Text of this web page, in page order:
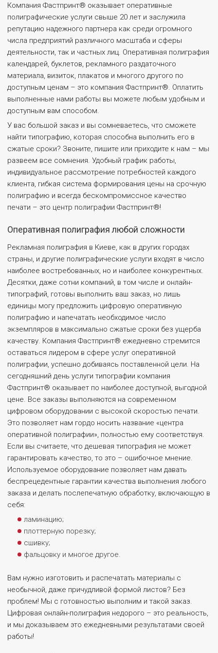
Компания Фастпринт® оказывает оперативные
полиграфические услуги свыше 20 лет и заслужила
репутацию надежного партнера как среди огромного
числа предприятий различного масштаба и сферы
деятельности, так и частных лиц. Оперативная полиграфия
календарей, буклетов, рекламного раздаточного
материала, визиток, плакатов и многого другого по
доступным ценам – это компания Фастпринт®. Оплатить
выполненные нами работы вы можете любым удобным и
доступным вам способом.
У вас большой заказ и вы сомневаетесь, что сможете
найти типографию, которая способна выполнить его в
сжатые сроки? Звоните, пишите или приходите к нам – мы
развеем все сомнения. Удобный график работы,
индивидуальное рассмотрение потребностей каждого
клиента, гибкая система формирования цены на срочную
полиграфию и всегда бескомпромиссное качество
печати – это центр полиграфии Фастпринт®!
Оперативная полиграфия любой сложности
Рекламная полиграфия в Киеве, как в других городах
страны, и другие полиграфические услуги входят в число
наиболее востребованных, но и наиболее конкурентных.
Десятки, даже сотни компаний, в том числе и онлайн-
типографий, готовы выполнить ваш заказ, но лишь
единицы могу предложить цифровую оперативную
полиграфию и напечатать необходимое число
экземпляров в максимально сжатые сроки без ущерба
качеству. Компания Фастпринт® ежедневно стремится
оставаться лидером в сфере услуг оперативной
полиграфии, успешно добиваясь поставленной цели. На
сегодняшний день услуги типографии компания
Фастпринт® оказывает по наиболее доступной, выгодной
цене. Все заказы выполняются на современном
цифровом оборудовании с высокой скоростью печати.
Это позволяет нам гордо носить название «центра
оперативной полиграфии», полностью ему соответствуя.
Если вы считаете, что дешевая типография не может
гарантировать качество, то это – ошибочное мнение.
Используемое оборудование позволяет нам давать
беспрецедентные гарантии качества выполнения любого
заказа и делать послепечатную обработку, включающую в
себя:
ламинацию;
плоттерную порезку;
сшивку;
фальцовку и многое другое.
Вам нужно изготовить и распечатать материалы с
необычной, даже причудливой формой листов? Без
проблем! Мы с готовностью выполним и такой заказ.
Цифровая онлайн-полиграфия недорого – это реальность,
и мы доказываем это ежедневными результатами своей
работы!